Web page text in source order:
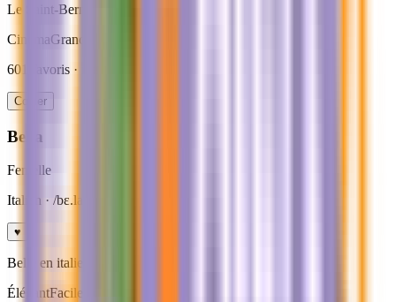
Le Saint-Bernard culte du cinema familial.
CinemaGrand chien
601
favoris · ideal
Copier
Bella
Femelle
Italien · /bɛ.la/
♥
Belle en italien, doux et intemporel.
ÉlégantFacile